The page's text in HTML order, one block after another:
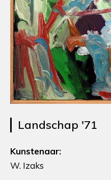
Landschap '71
Kunstenaar:
W. Izaks